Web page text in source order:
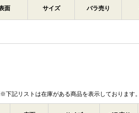
面 サイズ バラ売り
記リストは在庫がある商品を表示しております。